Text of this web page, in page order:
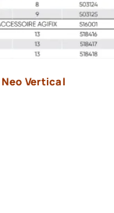
Neo Vertical